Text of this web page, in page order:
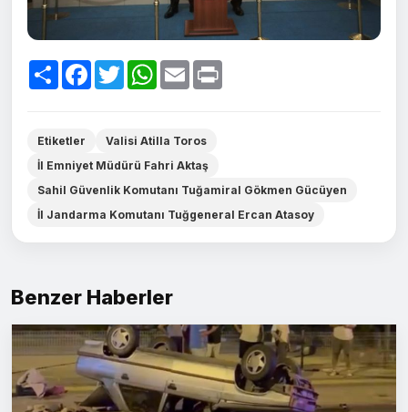
PaylaşFacebook
TwitterWhatsApp
Email
Etiketler
Valisi Atilla Toros
İl Emniyet Müdürü Fahri Aktaş
Sahil Güvenlik Komutanı Tuğamiral Gökmen Gücüyen
İl Jandarma Komutanı Tuğgeneral Ercan Atasoy
Benzer Haberler